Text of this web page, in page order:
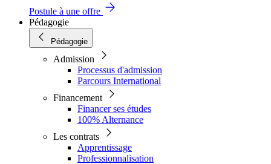
Postule à une offre
Pédagogie
Pédagogie
Admission
Processus d'admission
Parcours International
Financement
Financer ses études
100% Alternance
Les contrats
Apprentissage
Professionnalisation